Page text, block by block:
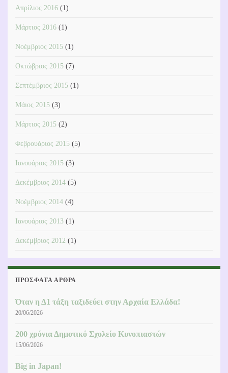
Απρίλιος 2016 (1)
Μάρτιος 2016 (1)
Νοέμβριος 2015 (1)
Οκτώβριος 2015 (7)
Σεπτέμβριος 2015 (1)
Μάιος 2015 (3)
Μάρτιος 2015 (2)
Φεβρουάριος 2015 (5)
Ιανουάριος 2015 (3)
Δεκέμβριος 2014 (5)
Νοέμβριος 2014 (4)
Ιανουάριος 2013 (1)
Δεκέμβριος 2012 (1)
ΠΡΌΣΦΑΤΑ ΆΡΘΡΑ
Όταν η Δ1 τάξη ταξιδεύει στην Αρχαία Ελλάδα!
20/06/2026
200 χρόνια Δημοτικό Σχολείο Κυνοπιαστών
15/06/2026
Big in Japan!